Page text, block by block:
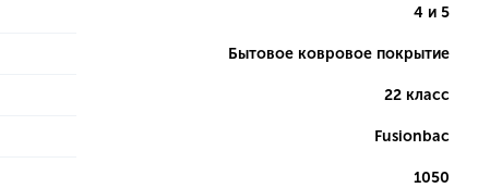
4 и 5
Бытовое ковровое покрытие
22 класс
Fusionbac
1050